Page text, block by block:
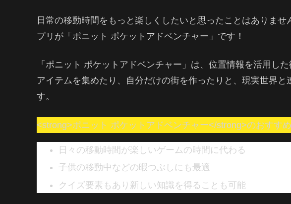
日常の移動時間をもっと楽しくしたいと思ったことはありま
プリが「ポニット ポケットアドベンチャー」です！
「ポニット ポケットアドベンチャー」は、位置情報を活用し
アイテムを集めたり、自分だけの街を作ったりと、現実世界と
す。
<strong>ポニット ポケットアドベンチャー</strong>のおすす
日々の移動時間が楽しいゲームの時間に代わる
子供の移動中などの暇つぶしにも最適
クイズ要素もあり新しい知識を得ることも可能